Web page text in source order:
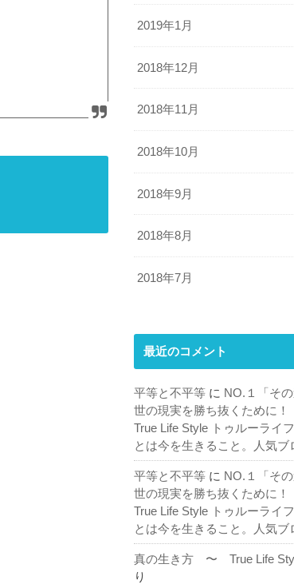
2019年1月
2018年12月
2018年11月
2018年10月
2018年9月
2018年8月
2018年7月
最近のコメント
平等と不平等 に NO.１「そ
世の現実を勝ち抜くために
True Life Style トゥルーライ
とは今を生きること。人気ブ
平等と不平等 に NO.１「そ
世の現実を勝ち抜くために
True Life Style トゥルーライ
とは今を生きること。人気ブ
真の生き方 〜 True Life
り